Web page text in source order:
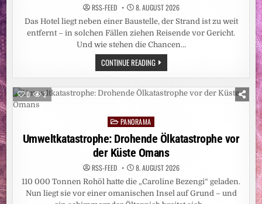
RSS-FEED 8. AUGUST 2026
Das Hotel liegt neben einer Baustelle, der Strand ist zu weit
entfernt – in solchen Fällen ziehen Reisende vor Gericht.
Und wie stehen die Chancen…
CONTINUE READINGÄRGER
AUF
REISEN:
URLAUB
HÄNGEN
WENN
MAN
SICH
EINE
WASCHMASCHINE
KAUFT“
0 2
Posted
in
PANORAMA
Umweltkatastrophe: Drohende Ölkatastrophe vor
der Küste Omans
RSS-FEED 8. AUGUST 2026
110 000 Tonnen Rohöl hatte die „Caroline Bezengi“ geladen.
Nun liegt sie vor einer omanischen Insel auf Grund – und